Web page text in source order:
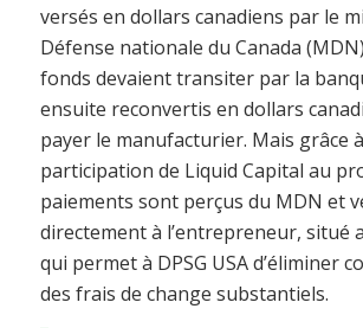
versés en dollars canadiens par le
Défense nationale du Canada
fonds devaient transiter par la
ensuite reconvertis en dollars
payer le manufacturier. Mais grâce
participation de Liquid Capital au
paiements sont perçus du MDN et
directement à l’entrepreneur, situé
qui permet à DPSG USA d’éliminer
des frais de change substantiels.